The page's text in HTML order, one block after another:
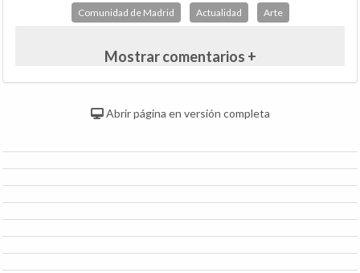
Comunidad de Madrid Actualidad Arte
Mostrar comentarios +
Abrir página en versión completa